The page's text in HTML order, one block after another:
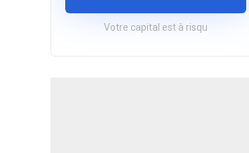
Votre capital est à risqu